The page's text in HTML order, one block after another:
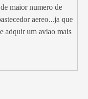
maior numero de
aereo...ja que
adquir um aviao mais